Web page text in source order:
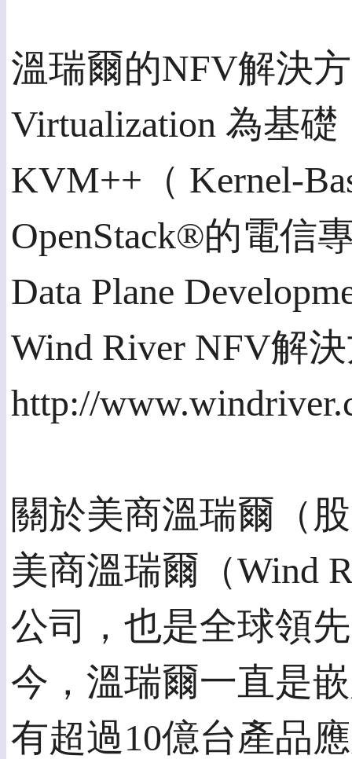
溫瑞爾的NFV解決
Virtualization 為基
KVM++（ Kernel-
OpenStack®的電信
Data Plane
Wind River NFV解
http://
關於美商溫瑞爾（
美商溫瑞爾（Wind
公司，也是全球領
今，溫瑞爾一直是
有超過10億台產品